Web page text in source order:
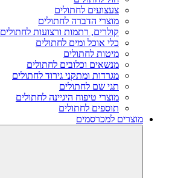
צעצועים לחתולים
מוצרי הדברה לחתולים
קולרים, רתמות ורצועות לחתולים
כלי אוכל ומים לחתולים
מיטות לחתולים
מנשאים וכלובים לחתולים
מגרדות ומתקני גירוד לחתולים
תגי שם לחתולים
מוצרי טיפוח היגיינה לחתולים
תוספים לחתולים
מוצרים למכרסמים